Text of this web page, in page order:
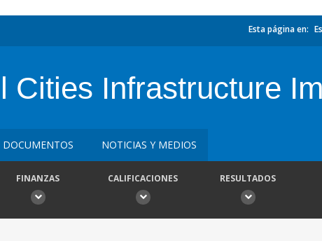
Esta página en:
Cities Infrastructure
DOCUMENTOS NOTICIAS Y MEDIOS
FINANZAS CALIFICACIONES RESULTADOS